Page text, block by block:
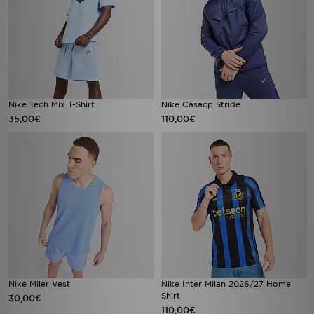
Nike Tech Mix T-Shirt
35,00€
Nike Casacp Stride
110,00€
Nike Miler Vest
30,00€
Nike Inter Milan 2026/27 Home
Shirt
110,00€